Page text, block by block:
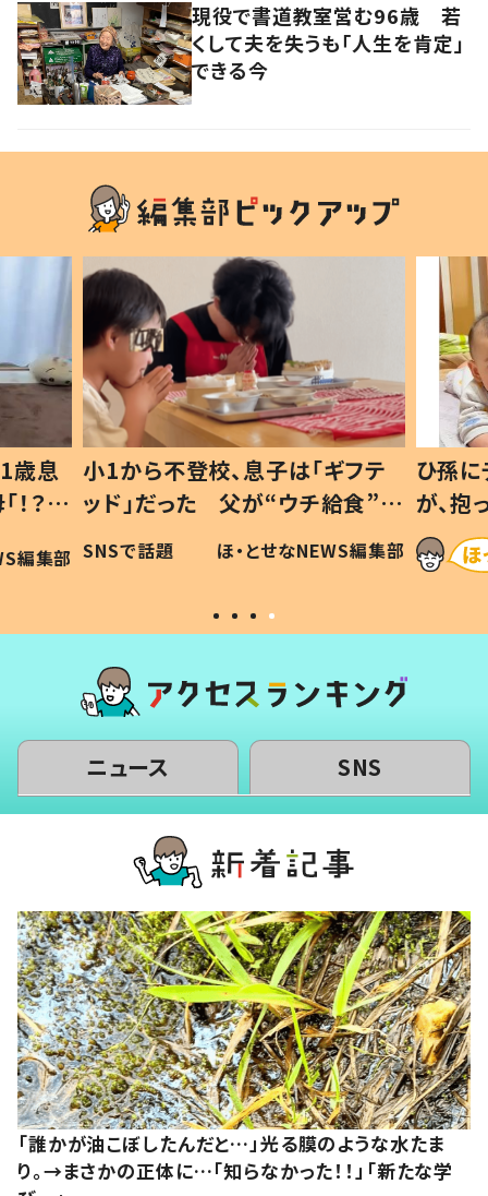
現役で書道教室営む96歳 若
くして夫を失うも「人生を肯定」
できる今
歳息
？」
編集部
小1から不登校、息子は「ギフテ
ッド」だった 父が“ウチ給食”を
作り続ける理由とは #令和の親
#令和の子
SNSで話題 ほ・とせなNEWS編集部
ひ孫
が、
「涙が
い」
ニュース SNS
「誰かが油こぼしたんだと…」光る膜のような水たま
り。→まさかの正体に…「知らなかった！！」「新たな学